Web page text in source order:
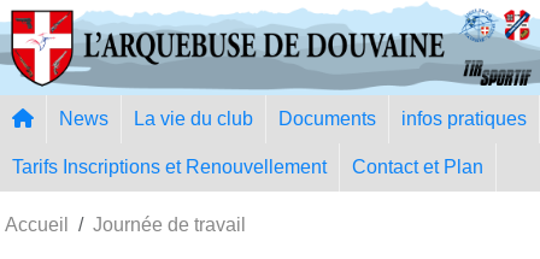
News La vie du club Documents infos pratiques
Tarifs Inscriptions et Renouvellement Contact et Plan
Accueil Journée de travail
Panneau de gestion des cookies